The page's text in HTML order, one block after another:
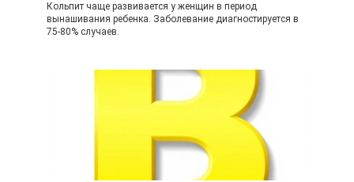
Кольпит чаще развивается у женщин в период
вынашивания ребенка. Заболевание диагностируется в
75-80% случаев.